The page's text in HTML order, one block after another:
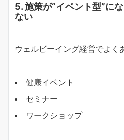
5. 施策が“イベント型”に
ない
ウェルビーイング経営でよく
健康イベント
セミナー
ワークショップ